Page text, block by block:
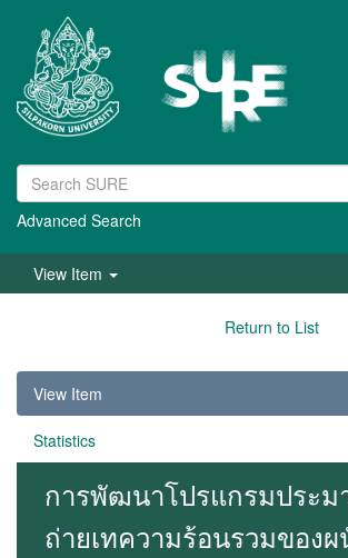
Advanced Search
View Item
Return to List
View Item
Statistics
การพัฒนาโปรแกรมประ
ถ่ายเทความร้อนรวมของ